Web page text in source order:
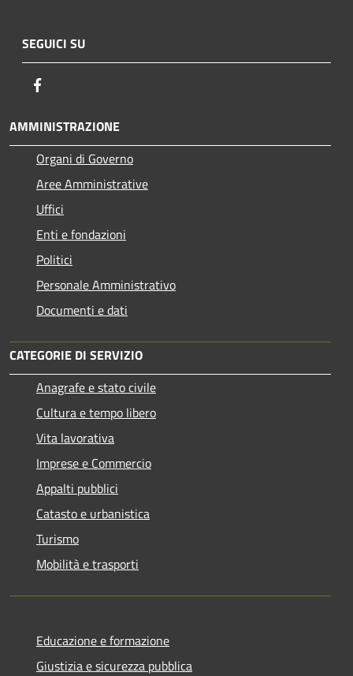
SEGUICI SU
AMMINISTRAZIONE
Organi di Governo
Aree Amministrative
Uffici
Enti e fondazioni
Politici
Personale Amministrativo
Documenti e dati
CATEGORIE DI SERVIZIO
Anagrafe e stato civile
Cultura e tempo libero
Vita lavorativa
Imprese e Commercio
Appalti pubblici
Catasto e urbanistica
Turismo
Mobilità e trasporti
Educazione e formazione
Giustizia e sicurezza pubblica